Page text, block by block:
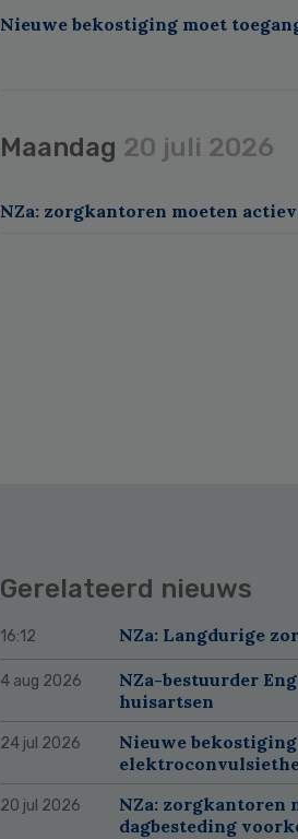
Nieuwe bekostiging moet
Maandag 20 juli 2026
NZa: zorgkantoren moeten
Gerelateerd nieuws
16:12 NZa: Langdurige
4 aug 2026
NZa-bestuurder
huisartsen
24 jul 2026
Nieuwe
20 jul 2026
NZa: zorgkantoren
dagbesteding